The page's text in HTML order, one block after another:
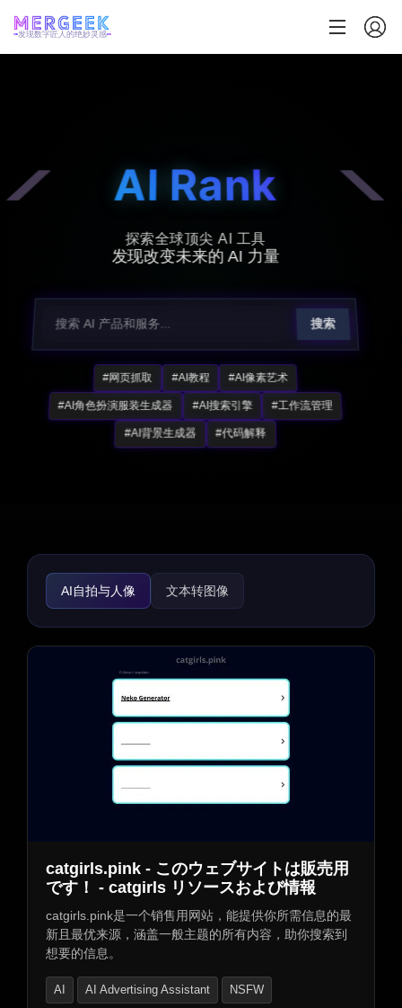
发现数字匠人的绝妙灵感
AI Rank
探索全球顶尖 AI 工具
发现改变未来的 AI 力量
搜索
#网页抓取 #AI教程 #AI像素艺术
#AI角色扮演服装生成器 #AI搜索引擎 #工作流管理
#AI背景生成器 #代码解释
文本转图像
AI照片与图像生成器 AI插画生成器
AI背景生成器
AI横幅生成器 AI封面生成器
AI图标生成器 AI图像增强器
AI标志生成器 照片与图像编辑器
AI个人资料图片生成器 AI壁纸生成器
AI背景移除 AI漫画与动漫 AI图案生成器
AI自拍与人像
AI纹身生成器
AI图像分割 AI图表绘制 AI图像识别
catgirls.pink - このウェブサイトは販売用
です！ - catgirls リソースおよび情報
catgirls.pink是一个销售用网站，能提供你所需信息的最
新且最优来源，涵盖一般主题的所有内容，助你搜索到
想要的信息。
AI AI Advertising Assistant NSFW